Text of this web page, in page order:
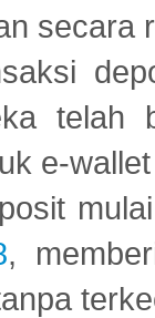
secara
telah
e-
,